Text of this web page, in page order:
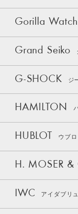
Gorilla
Grand Seiko
G-SHOCK ジ
HAMILTON
HUBLOT ウブロ
H. MOSER &
IWC アイダブリ